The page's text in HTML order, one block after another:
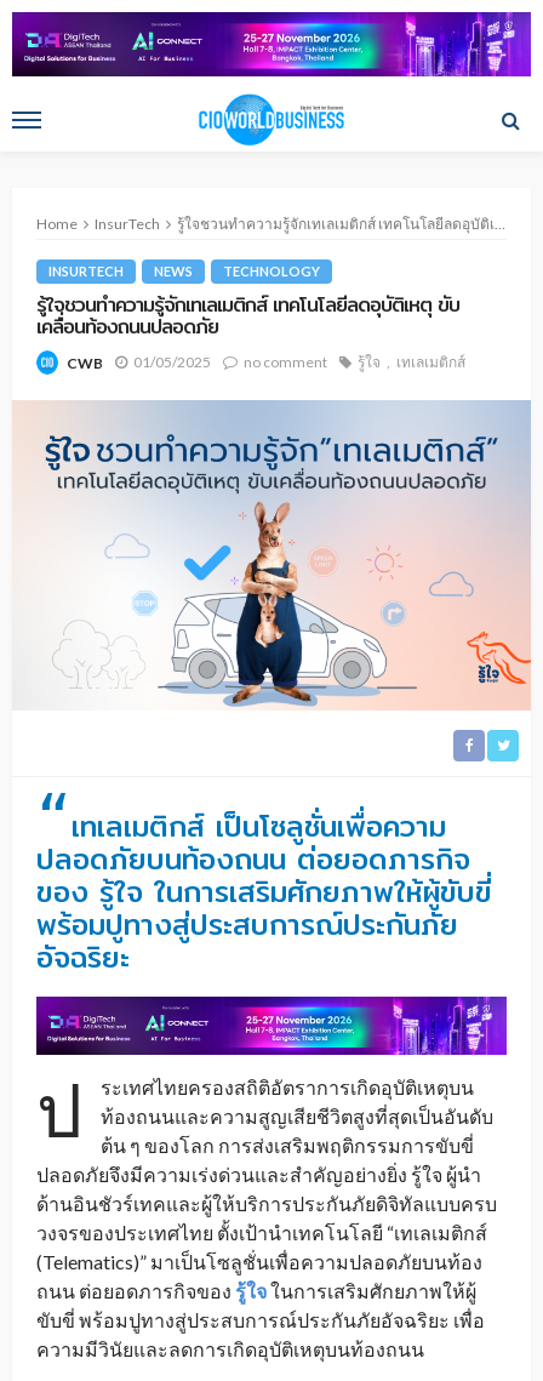
Home InsurTech รู้ใจชวนทำความรู้จักเทเลเมติกส์ เทคโนโลยีลดอุบัติเหตุ ขับเคลื่อนท้องถนนปลอดภัย
INSURTECH NEWS TECHNOLOGY
รู้ใจชวนทำความรู้จักเทเลเมติกส์ เทคโนโลยีลดอุบัติเหตุ ขับ
เคลื่อนท้องถนนปลอดภัย
CWB 01/05/2025 no comment รู้ใจ เทเลเมติกส์
“เทเลเมติกส์ เป็นโซลูชั่นเพื่อความ
ปลอดภัยบนท้องถนน ต่อยอดภารกิจ
ของ รู้ใจ ในการเสริมศักยภาพให้ผู้ขับขี่
พร้อมปูทางสู่ประสบการณ์ประกันภัย
อัจฉริยะ
ป
ระเทศไทยครองสถิติอัตราการเกิดอุบัติเหตุบน
ท้องถนนและความสูญเสียชีวิตสูงที่สุดเป็นอันดับ
ต้น ๆ ของโลก การส่งเสริมพฤติกรรมการขับขี่
ปลอดภัยจึงมีความเร่งด่วนและสำคัญอย่างยิ่ง รู้ใจ ผู้นำ
ด้านอินชัวร์เทคและผู้ให้บริการประกันภัยดิจิทัลแบบครบ
วงจรของประเทศไทย ตั้งเป้านำเทคโนโลยี “เทเลเมติกส์
(Telematics)” มาเป็นโซลูชั่นเพื่อความปลอดภัยบนท้อง
ถนน ต่อยอดภารกิจของ รู้ใจในการเสริมศักยภาพให้ผู้
ขับขี่ พร้อมปูทางสู่ประสบการณ์ประกันภัยอัจฉริยะ เพื่อ
ความมีวินัยและลดการเกิดอุบัติเหตุบนท้องถนน